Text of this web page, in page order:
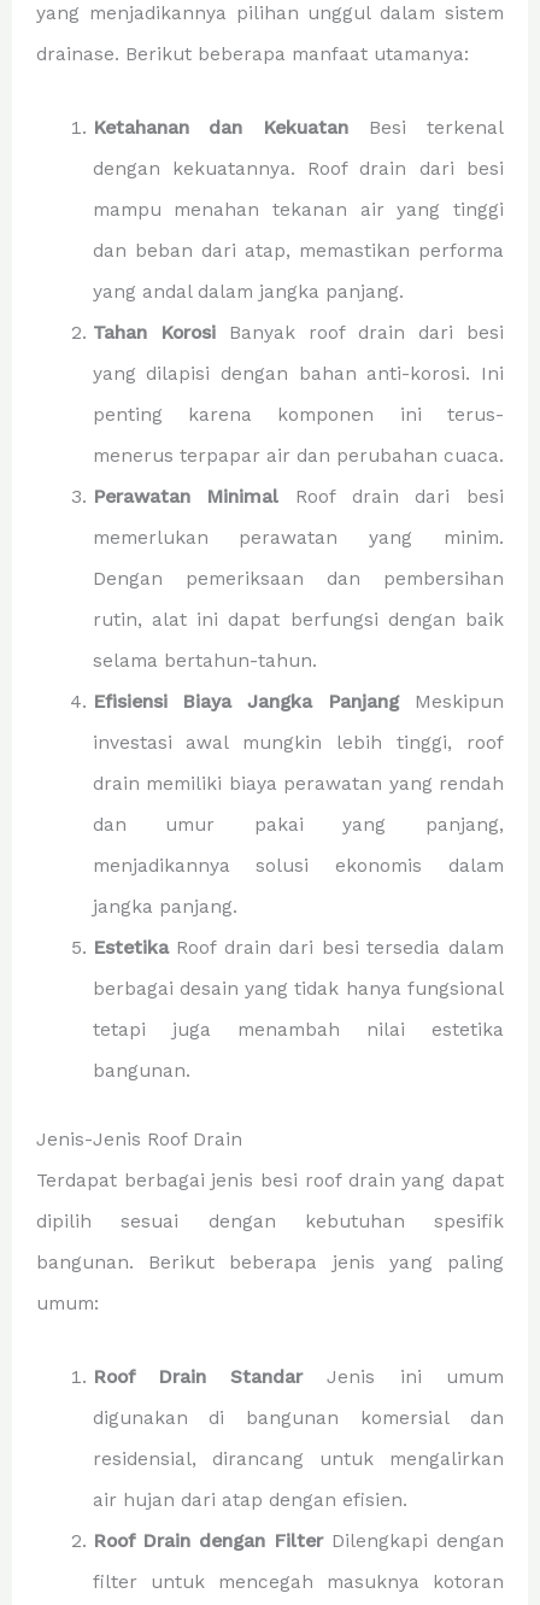
yang menjadikannya pilihan unggul dalam sistem
drainase. Berikut beberapa manfaat utamanya:
Ketahanan dan Kekuatan Besi terkenal
dengan kekuatannya. Roof drain dari besi
mampu menahan tekanan air yang tinggi
dan beban dari atap, memastikan performa
yang andal dalam jangka panjang.
Tahan KorosiBanyak roof drain dari besi
yang dilapisi dengan bahan anti-korosi. Ini
penting karena komponen ini terus-
menerus terpapar air dan perubahan cuaca.
Perawatan Minimal Roof drain dari besi
memerlukan perawatan yang minim.
Dengan pemeriksaan dan pembersihan
rutin, alat ini dapat berfungsi dengan baik
selama bertahun-tahun.
Efisiensi Biaya Jangka PanjangMeskipun
investasi awal mungkin lebih tinggi, roof
drain memiliki biaya perawatan yang rendah
dan umur pakai yang panjang,
menjadikannya solusi ekonomis dalam
jangka panjang.
EstetikaRoof drain dari besi tersedia dalam
berbagai desain yang tidak hanya fungsional
tetapi juga menambah nilai estetika
bangunan.
Jenis-Jenis Roof Drain
Terdapat berbagai jenis besi roof drain yang dapat
dipilih sesuai dengan kebutuhan spesifik
bangunan. Berikut beberapa jenis yang paling
umum:
Roof Drain StandarJenis ini umum
digunakan di bangunan komersial dan
residensial, dirancang untuk mengalirkan
air hujan dari atap dengan efisien.
Roof Drain dengan FilterDilengkapi dengan
filter untuk mencegah masuknya kotoran